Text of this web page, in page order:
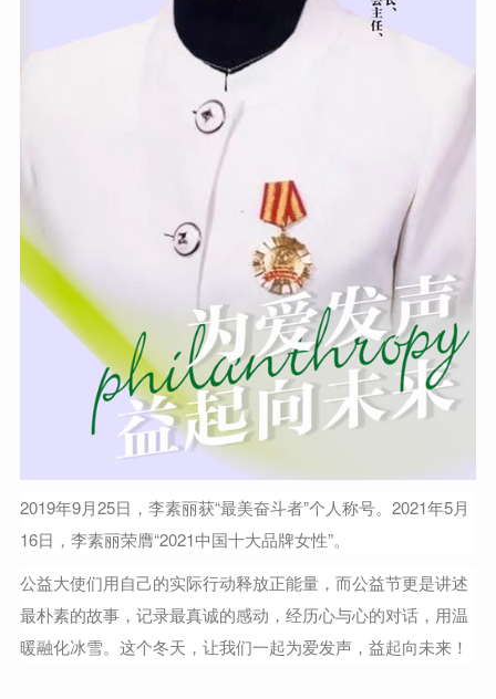
2019年9月25日，李素丽获“最美奋斗者”个人称号。2021年5月
16日，李素丽荣膺“2021中国十大品牌女性”。
公益大使们用自己的实际行动释放正能量，而公益节更是讲述
最朴素的故事，记录最真诚的感动，经历心与心的对话，用温
暖融化冰雪。这个冬天，让我们一起为爱发声，益起向未来！